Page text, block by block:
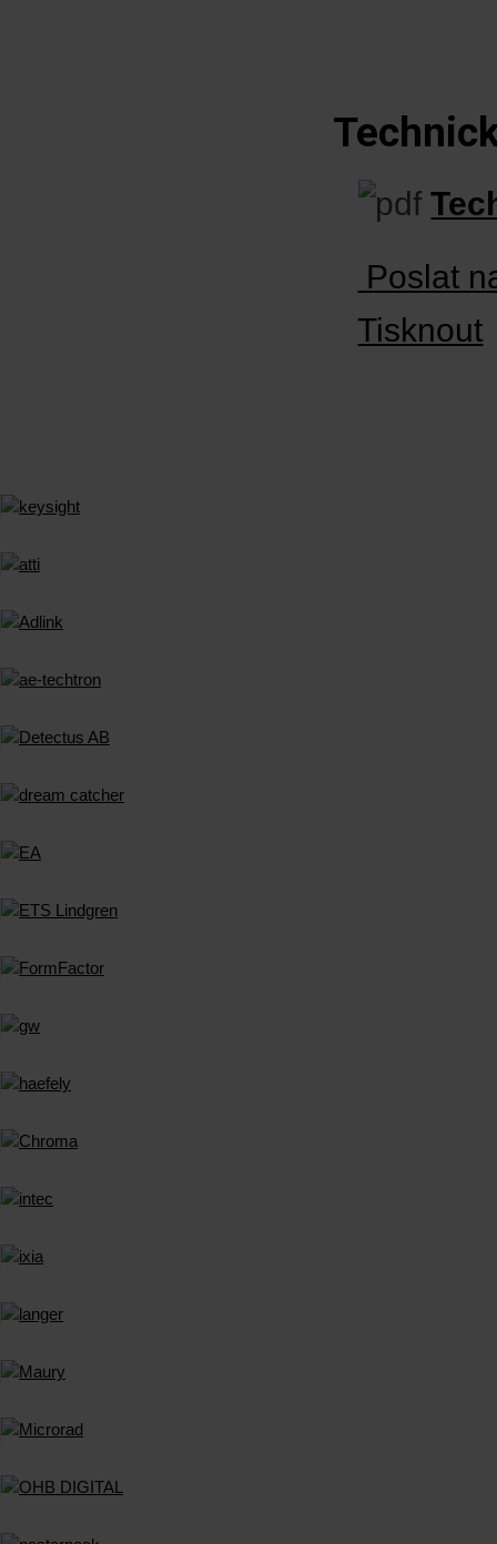
Poslat
Tisknout